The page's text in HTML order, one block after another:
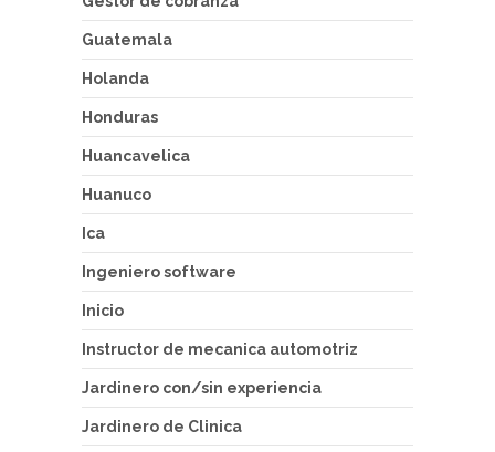
Guatemala
Holanda
Honduras
Huancavelica
Huanuco
Ica
Ingeniero software
Inicio
Instructor de mecanica automotriz
Jardinero con/sin experiencia
Jardinero de Clinica